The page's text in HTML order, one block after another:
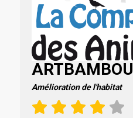
ARTBAMBOU
Amélioration de l'habitat